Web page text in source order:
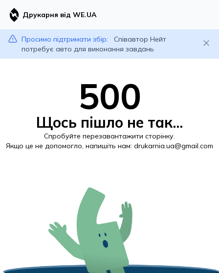
Друкарня від WE.UA
Просимо підтримати збір:
Співавтор Нейт
потребує авто для виконання завдань
500
Щось пішло не так...
Спробуйте перезавантажити сторінку.
Якщо це не допомогло, напишіть нам: drukarnia.ua@gmail.com